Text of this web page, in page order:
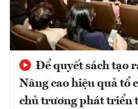
Để quyết sách tạo
Nâng cao hiệu quả tổ
chủ trương phát triển